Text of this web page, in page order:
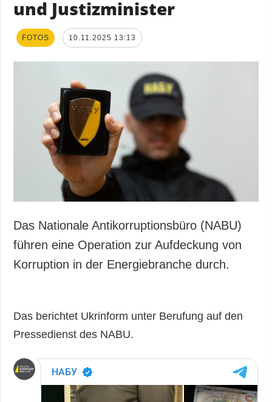
und Justizminister
FOTOS 10.11.2025 13:13
Das Nationale Antikorruptionsbüro (NABU)
führen eine Operation zur Aufdeckung von
Korruption in der Energiebranche durch.
Das berichtet Ukrinform unter Berufung auf den
Pressedienst des NABU.